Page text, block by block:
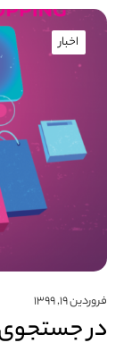
اخبار
فروردین ۱۹, ۱۳۹۹
در جستجوی